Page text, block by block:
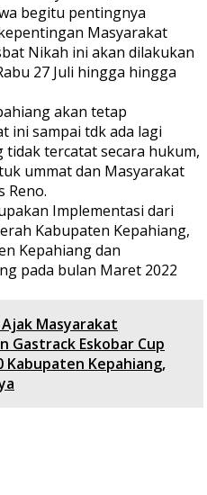
begitu pentingnya
Masyarakat
Nikah ini akan dilakukan
27 Juli hingga hingga
akan tetap
ini sampai tdk ada lagi
tidak tercatat secara hukum,
ummat dan Masyarakat
Reno.
Implementasi dari
Kabupaten Kepahiang,
Kepahiang dan
pada bulan Maret 2022
Masyarakat
Gastrack Eskobar Cup
Kabupaten Kepahiang,